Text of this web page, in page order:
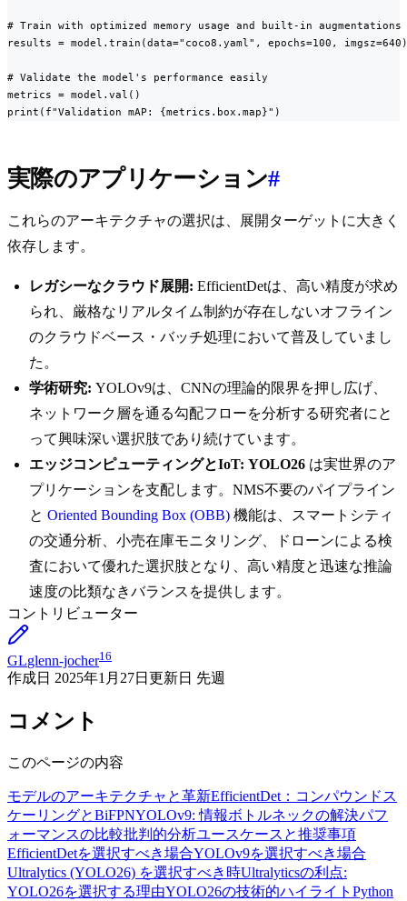
# Train with optimized memory usage and built-in augmentations
results = model.train(data="coco8.yaml", epochs=100, imgsz=640)
# Validate the model's performance easily
metrics = model.val()
print(f"Validation mAP: {metrics.box.map}")
実際のアプリケーション#
これらのアーキテクチャの選択は、展開ターゲットに大きく
依存します。
レガシーなクラウド展開: EfficientDetは、高い精度が求め
られ、厳格なリアルタイム制約が存在しないオフライン
のクラウドベース・バッチ処理において普及していまし
た。
学術研究: YOLOv9は、CNNの理論的限界を押し広げ、
ネットワーク層を通る勾配フローを分析する研究者にと
って興味深い選択肢であり続けています。
エッジコンピューティングとIoT: YOLO26 は実世界のア
プリケーションを支配します。NMS不要のパイプライン
と Oriented Bounding Box (OBB) 機能は、スマートシティ
の交通分析、小売在庫モニタリング、ドローンによる検
査において優れた選択肢となり、高い精度と迅速な推論
速度の比類なきバランスを提供します。
コントリビューター
GLglenn-jocher16
作成日 2025年1月27日 更新日 先週
コメント
このページの内容
モデルのアーキテクチャと革新EfficientDet：コンパウンドス
ケーリングとBiFPNYOLOv9: 情報ボトルネックの解決パフ
ォーマンスの比較批判的分析ユースケースと推奨事項
EfficientDetを選択すべき場合YOLOv9を選択すべき場合
Ultralytics (YOLO26) を選択すべき時Ultralyticsの利点:
YOLO26を選択する理由YOLO26の技術的ハイライト Python